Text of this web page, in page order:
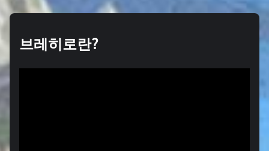
브레히로란?